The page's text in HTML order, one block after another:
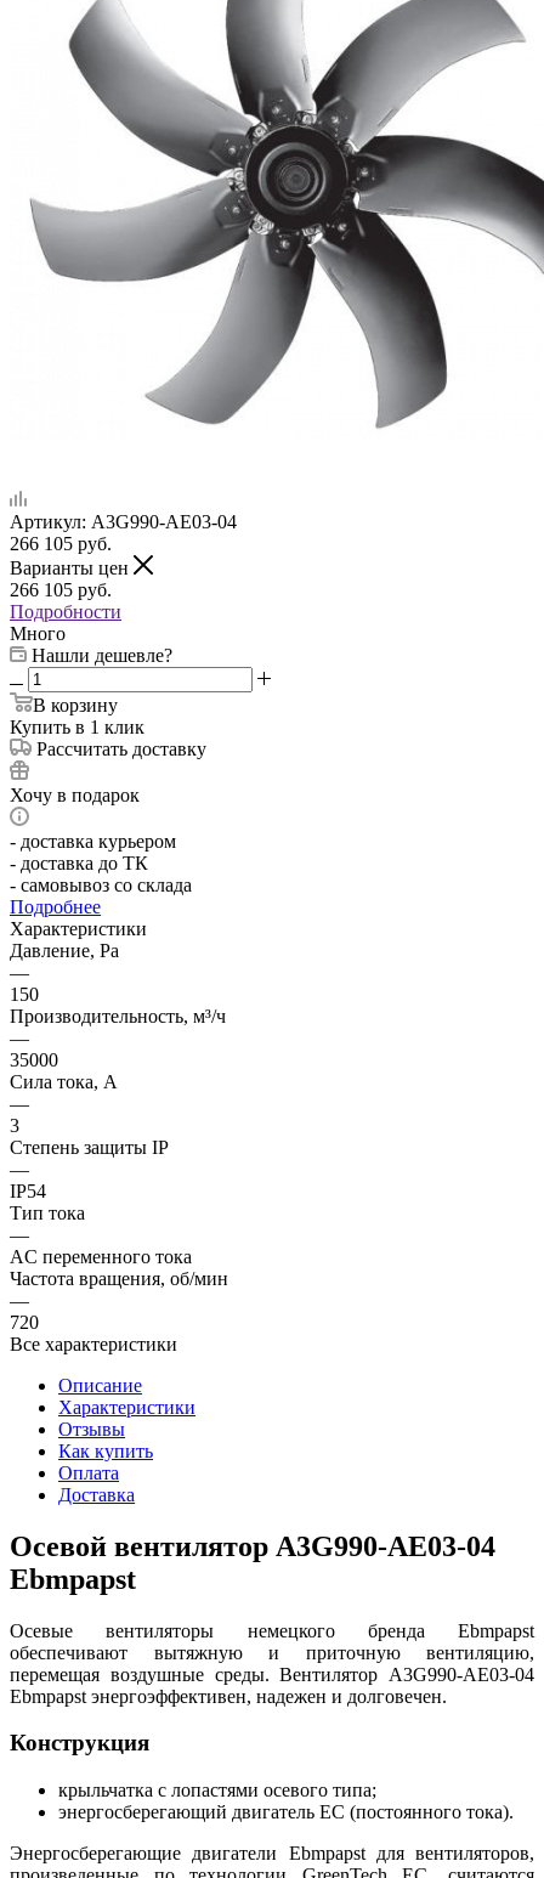
Артикул: A3G990-AE03-04
266 105 руб.
Варианты цен
266 105 руб.
Подробности
Много
Нашли дешевле?
В корзину
Купить в 1 клик
Рассчитать доставку
Хочу в подарок
- доставка курьером
- доставка до ТК
- самовывоз со склада
Подробнее
Характеристики
Давление, Pa
—
150
Производительность, м³/ч
—
35000
Сила тока, А
—
3
Степень защиты IP
—
IP54
Тип тока
—
AC переменного тока
Частота вращения, об/мин
—
720
Все характеристики
Описание
Характеристики
Отзывы
Как купить
Оплата
Доставка
Осевой вентилятор A3G990-AE03-04
Ebmpapst
Осевые вентиляторы немецкого бренда Ebmpapst
обеспечивают вытяжную и приточную вентиляцию,
перемещая воздушные среды. Вентилятор A3G990-AE03-04
Ebmpapst энергоэффективен, надежен и долговечен.
Конструкция
крыльчатка с лопастями осевого типа;
энергосберегающий двигатель EC (постоянного тока).
Энергосберегающие двигатели Ebmpapst для вентиляторов,